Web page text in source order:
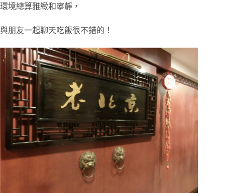
環境總算雅緻和寧靜，
與朋友一起聊天吃飯很不錯的！